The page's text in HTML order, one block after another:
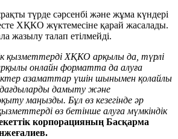
түрде сәрсенбі және жұма күндері
ХҚКО жүктемесіне қарай жасалады.
жазылу талап етілмейді.
қызметтерді ХҚКО арқылы да, түрлі
онлайн форматта да алуға
азаматтар үшін шынымен қолайлы
дамыту және
маңызды. Бұл өз кезегінде әр
өз бетінше алуға мүмкіндік
корпорацияның Басқарма